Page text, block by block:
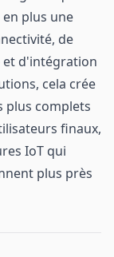
plus une
de
et d'intégration
cela crée
plus complets
finaux,
IoT qui
plus près